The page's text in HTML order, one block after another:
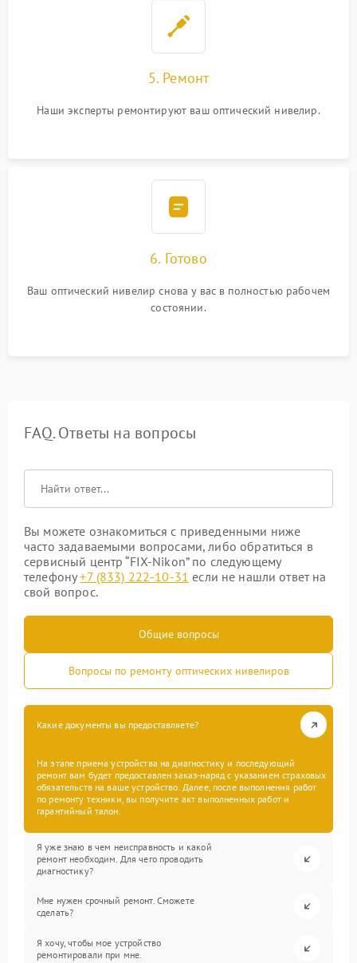
5. Ремонт
Наши эксперты ремонтируют ваш оптический нивелир.
6. Готово
Ваш оптический нивелир снова у вас в полностью рабочем
состоянии.
FAQ. Ответы на вопросы
Вы можете ознакомиться с приведенными ниже
часто задаваемыми вопросами, либо обратиться в
сервисный центр “FIX-Nikon” по следующему
телефону+7 (833) 222-10-31 если не нашли ответ на
свой вопрос.
Общие вопросы
Вопросы по ремонту оптических нивелиров
Какие документы вы предоставляете?
На этапе приема устройства на диагностику и последующий
ремонт вам будет предоставлен заказ-наряд с указанием страховых
обязательств на ваше устройство. Далее, после выполнения работ
по ремонту техники, вы получите акт выполненных работ и
гарантийный талон.
Я уже знаю в чем неисправность и какой
ремонт необходим. Для чего проводить
диагностику?
Мне нужен срочный ремонт. Сможете
сделать?
Я хочу, чтобы мое устройство
ремонтировали при мне.